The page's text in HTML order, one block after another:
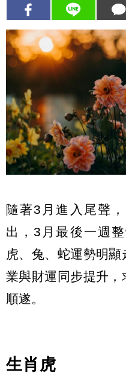
隨著3月進入尾聲
出，3月最後一週
虎、兔、蛇運勢明
業與財運同步提升
順遂。
生肖虎